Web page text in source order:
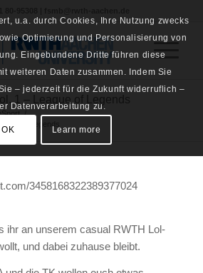
/
3458168322389377024
ihr an unserem casual RWTH Lol-
und dabei zuhause bleibt.
u.a. durch Cookies, Ihre Nutzung zwecks
Optimierung und Personalisierung von
Eingebundene Dritte führen diese
weiteren Daten zusammen. Indem Sie
– jederzeit für die Zukunft widerruflich –
Datenverarbeitung zu.
OK Learn more